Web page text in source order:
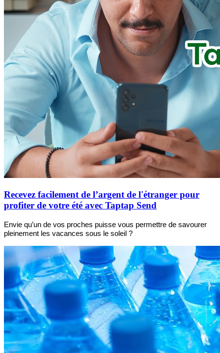
Recevez facilement de l’argent de l'étranger pour
profiter de votre été avec Taptap Send
Envie qu’un de vos proches puisse vous permettre de savourer
pleinement les vacances sous le soleil ?